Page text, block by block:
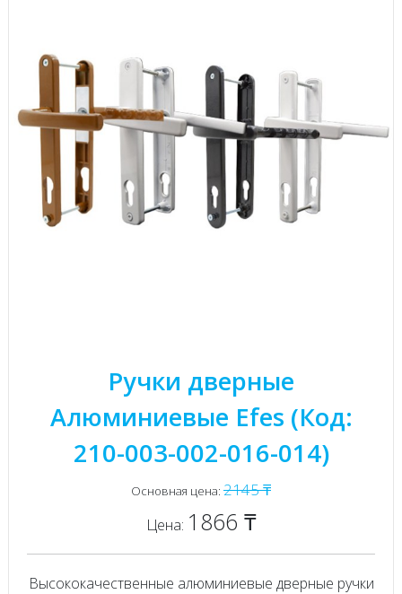
Ручки дверные
Алюминиевые Efes (Код:
210-003-002-016-014)
Основная цена: 2145 ₸
Цена: 1866 ₸
Высококачественные алюминиевые дверные ручки